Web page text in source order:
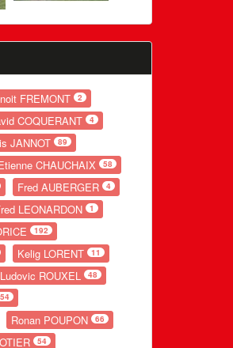
FREMONT 2
COQUERANT 4
JANNOT 89
CHAUCHAIX 58
Fred AUBERGER 4
LEONARDON 1
192
Kelig LORENT 11
Ludovic ROUXEL 48
54
Ronan POUPON 66
54